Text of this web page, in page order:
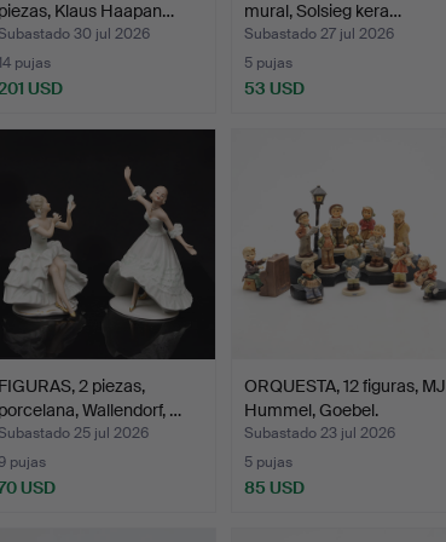
Klaus Haapan…
30 jul 2026
pujas
USD
mural, Solsieg kera…
Subastado 27 jul 2026
5 pujas
53 USD
2 piezas,
Wallendorf, …
25 jul 2026
pujas
USD
ORQUESTA, 12 figuras, MJ
Hummel, Goebel.
Subastado 23 jul 2026
5 pujas
85 USD